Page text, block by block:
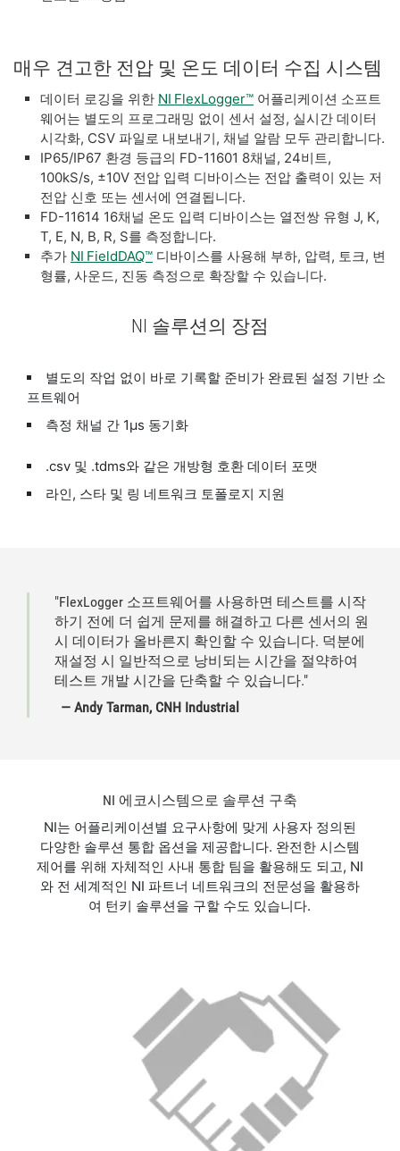
매우 견고한 전압 및 온도 데이터 수집 시스템
데이터 로깅을 위한 NI FlexLogger™ 어플리케이션 소프트
웨어는 별도의 프로그래밍 없이 센서 설정, 실시간 데이터
시각화, CSV 파일로 내보내기, 채널 알람 모두 관리합니다.
IP65/IP67 환경 등급의 FD-11601 8채널, 24비트,
100kS/s, ±10V 전압 입력 디바이스는 전압 출력이 있는 저
전압 신호 또는 센서에 연결됩니다.
FD-11614 16채널 온도 입력 디바이스는 열전쌍 유형 J, K,
T, E, N, B, R, S를 측정합니다.
추가 NI FieldDAQ™ 디바이스를 사용해 부하, 압력, 토크, 변
형률, 사운드, 진동 측정으로 확장할 수 있습니다.
NI 솔루션의 장점
별도의 작업 없이 바로 기록할 준비가 완료된 설정 기반 소
프트웨어
측정 채널 간 1µs 동기화
.csv 및 .tdms와 같은 개방형 호환 데이터 포맷
라인, 스타 및 링 네트워크 토폴로지 지원
"FlexLogger 소프트웨어를 사용하면 테스트를 시작
하기 전에 더 쉽게 문제를 해결하고 다른 센서의 원
시 데이터가 올바른지 확인할 수 있습니다. 덕분에
재설정 시 일반적으로 낭비되는 시간을 절약하여
테스트 개발 시간을 단축할 수 있습니다."
— Andy Tarman, CNH Industrial
NI 에코시스템으로 솔루션 구축
NI는 어플리케이션별 요구사항에 맞게 사용자 정의된
다양한 솔루션 통합 옵션을 제공합니다. 완전한 시스템
제어를 위해 자체적인 사내 통합 팀을 활용해도 되고, NI
와 전 세계적인 NI 파트너 네트워크의 전문성을 활용하
여 턴키 솔루션을 구할 수도 있습니다.